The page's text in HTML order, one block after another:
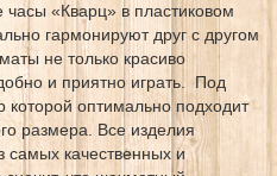
«Кварц» в пластиковом
гармонируют друг с другом
не только красиво
и приятно играть. Под
которой оптимально подходит
размера. Все изделия
самых качественных и